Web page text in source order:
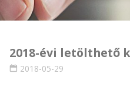
2018-évi letölthető
2018-05-29